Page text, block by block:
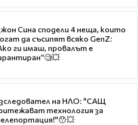
Сина сподели 4 неща, които
да съсипят всяко GenZ:
ги имаш, провалът е
на НЛО: "САЩ
технология за